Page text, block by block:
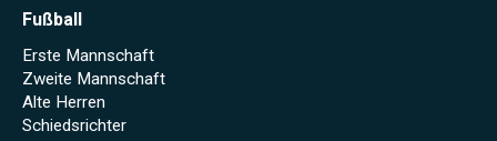
Fußball
Erste Mannschaft
Zweite Mannschaft
Alte Herren
Schiedsrichter